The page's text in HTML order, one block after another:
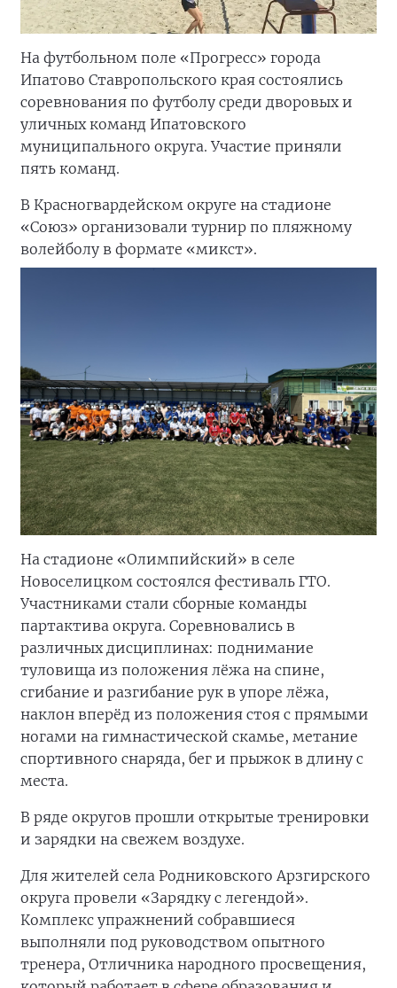
На футбольном поле «Прогресс» города
Ипатово Ставропольского края состоялись
соревнования по футболу среди дворовых и
уличных команд Ипатовского
муниципального округа. Участие приняли
пять команд.
В Красногвардейском округе на стадионе
«Союз» организовали турнир по пляжному
волейболу в формате «микст».
На стадионе «Олимпийский» в селе
Новоселицком состоялся фестиваль ГТО.
Участниками стали сборные команды
партактива округа. Соревновались в
различных дисциплинах: поднимание
туловища из положения лёжа на спине,
сгибание и разгибание рук в упоре лёжа,
наклон вперёд из положения стоя с прямыми
ногами на гимнастической скамье, метание
спортивного снаряда, бег и прыжок в длину с
места.
В ряде округов прошли открытые тренировки
и зарядки на свежем воздухе.
Для жителей села Родниковского Арзгирского
округа провели «Зарядку с легендой».
Комплекс упражнений собравшиеся
выполняли под руководством опытного
тренера, Отличника народного просвещения,